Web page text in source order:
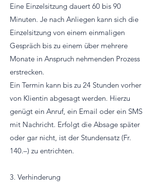
Eine Einzelsitzung dauert 60 bis 90
Minuten. Je nach Anliegen kann sich die
Einzelsitzung von einem einmaligen
Gespräch bis zu einem über mehrere
Monate in Anspruch nehmenden Prozess
erstrecken.
Ein Termin kann bis zu 24 Stunden vorher
von Klientin abgesagt werden. Hierzu
genügt ein Anruf, ein Email oder ein SMS
mit Nachricht. Erfolgt die Absage später
oder gar nicht, ist der Stundensatz (Fr.
140.–) zu entrichten.
3. Verhinderung